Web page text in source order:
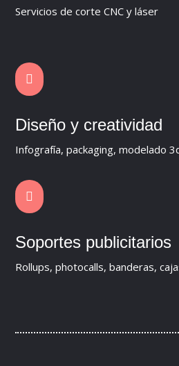
Servicios de corte CNC y láser

Diseño y creatividad
Infografía, packaging, modelado

Soportes publicitarios
Rollups, photocalls, banderas,